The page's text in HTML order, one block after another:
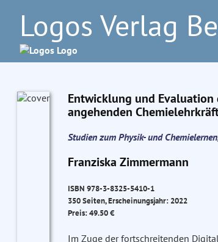
Logos Verlag
Entwicklung und
angehenden
Studien zum Physik- und Chemielernen
Franziska Zimmermann
ISBN 978-3-8325-5410-1
350 Seiten, Erscheinungsjahr: 2022
Preis: 49.50 €
Im Zuge der fortschreitenden